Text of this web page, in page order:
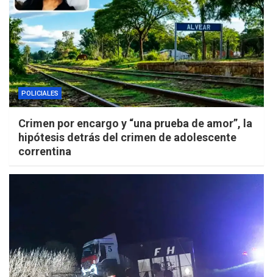
POLICIALES
Crimen por encargo y “una prueba de amor”, la
hipótesis detrás del crimen de adolescente
correntina